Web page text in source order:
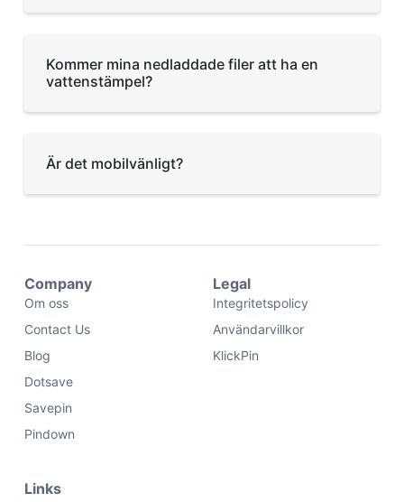
Kommer mina nedladdade filer att ha en
vattenstämpel?
Är det mobilvänligt?
Company
Om oss
Contact Us
Blog
Dotsave
Savepin
Pindown
Legal
Integritetspolicy
Användarvillkor
KlickPin
Links